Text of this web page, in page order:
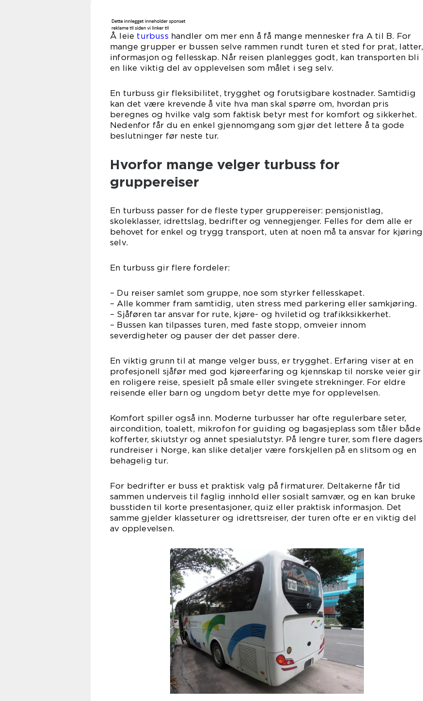
Å leie turbuss handler om mer enn å få mange mennesker fra A til B. For
mange grupper er bussen selve rammen rundt turen et sted for prat, latter,
informasjon og fellesskap. Når reisen planlegges godt, kan transporten bli
en like viktig del av opplevelsen som målet i seg selv.
En turbuss gir fleksibilitet, trygghet og forutsigbare kostnader. Samtidig
kan det være krevende å vite hva man skal spørre om, hvordan pris
beregnes og hvilke valg som faktisk betyr mest for komfort og sikkerhet.
Nedenfor får du en enkel gjennomgang som gjør det lettere å ta gode
beslutninger før neste tur.
Hvorfor mange velger turbuss for
gruppereiser
En turbuss passer for de fleste typer gruppereiser: pensjonistlag,
skoleklasser, idrettslag, bedrifter og vennegjenger. Felles for dem alle er
behovet for enkel og trygg transport, uten at noen må ta ansvar for kjøring
selv.
En turbuss gir flere fordeler:
– Du reiser samlet som gruppe, noe som styrker fellesskapet.
– Alle kommer fram samtidig, uten stress med parkering eller samkjøring.
– Sjåføren tar ansvar for rute, kjøre- og hviletid og trafikksikkerhet.
– Bussen kan tilpasses turen, med faste stopp, omveier innom
severdigheter og pauser der det passer dere.
En viktig grunn til at mange velger buss, er trygghet. Erfaring viser at en
profesjonell sjåfør med god kjøreerfaring og kjennskap til norske veier gir
en roligere reise, spesielt på smale eller svingete strekninger. For eldre
reisende eller barn og ungdom betyr dette mye for opplevelsen.
Komfort spiller også inn. Moderne turbusser har ofte regulerbare seter,
aircondition, toalett, mikrofon for guiding og bagasjeplass som tåler både
kofferter, skiutstyr og annet spesialutstyr. På lengre turer, som flere dagers
rundreiser i Norge, kan slike detaljer være forskjellen på en slitsom og en
behagelig tur.
For bedrifter er buss et praktisk valg på firmaturer. Deltakerne får tid
sammen underveis til faglig innhold eller sosialt samvær, og en kan bruke
busstiden til korte presentasjoner, quiz eller praktisk informasjon. Det
samme gjelder klasseturer og idrettsreiser, der turen ofte er en viktig del
av opplevelsen.